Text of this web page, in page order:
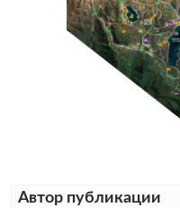
Автор публикации